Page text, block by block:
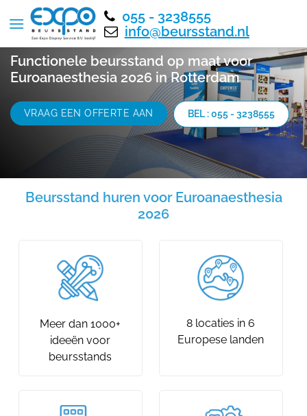
055 - 3238555
info@beursstand.nl
Functionele beursstand op maat voor
Euroanaesthesia 2026 in Rotterdam
VRAAG EEN OFFERTE AAN BEL : 055 - 3238555
Beursstand huren voor Euroanaesthesia
2026
Meer dan 1000+
ideeën voor
beursstands
8 locaties in 6
Europese landen